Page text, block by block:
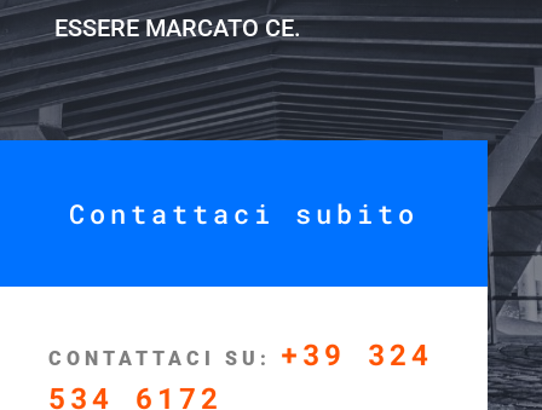
ESSERE MARCATO CE.
Contattaci subito
CONTATTACI SU: +39 324
534 6172